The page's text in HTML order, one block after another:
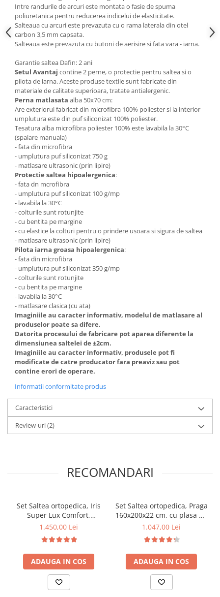
Intre randurile de arcuri este montata o fasie de spuma
poliuretanica pentru reducerea indicelui de elasticitate.
Salteaua cu arcuri este prevazuta cu o rama laterala din otel
carbon 3,5 mm capsata.
Salteaua este prevazuta cu butoni de aerisire si fata vara - iarna.
Garantie saltea Dafin: 2 ani
Setul Avantaj contine 2 perne, o protectie pentru saltea si o
pilota de iarna. Aceste produse textile sunt fabricate din
materiale de calitate superioara, tratate antialergenic.
Perna matlasata alba 50x70 cm:
Are exteriorul fabricat din microfibra 100% poliester si la interior
umplutura este din puf siliconizat 100% poliester.
Tesatura alba microfibra poliester 100% este lavabila la 30°C
(spalare manuala)
- fata din microfibra
- umplutura puf siliconizat 750 g
- matlasare ultrasonic (prin lipire)
Protectie saltea hipoalergenica:
- fata dn mcrofibra
- umplutura puf siliconizat 100 g/mp
- lavabila la 30°C
- colturile sunt rotunjite
- cu bentita pe margine
- cu elastice la colturi pentru o prindere usoara si sigura de saltea
- matlasare ultrasonic (prin lipire)
Pilota iarna groasa hipoalergenica:
- fata din microfibra
- umplutura puf siliconizat 350 g/mp
- colturile sunt rotunjite
- cu bentita pe margine
- lavabila la 30°C
- matlasare clasica (cu ata)
Imaginiile au caracter informativ, modelul de matlasare al
produselor poate sa difere.
Datorita procesului de fabricare pot aparea diferente la
dimensiunea saltelei de ±2cm.
Imaginiile au caracter informativ, produsele pot fi
modificate de catre producator fara preaviz sau pot
contine erori de operare.
Informatii conformitate produs
Caracteristici
Review-uri(2)
RECOMANDARI
Set Saltea ortopedica, Iris
Super Lux Comfort,
160x200x26cm, fermitate
Bonell, sistem de aerisire
banda Spaceair, Saltsib
plus pilota matlasata vara,
antialergica, 180x200cm
1.450,00 Lei
ADAUGA IN COS
Set Saltea ortopedica, Praga
160x200x22 cm, cu plasa de
arcuri tip Bonell, box spring
sistem de aerisire
perimetral, Saltsib plus
pilota vara, microfibra,
50x70cm, lavabila la 95°C
1.047,00 Lei
ADAUGA IN COS